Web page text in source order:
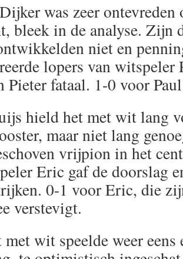
was zeer
bleek in de analyse. Zijn
niet en
lopers van witspeler
Pieter fataal. 1-0 voor
hield het met wit lang
maar niet lang
vrijpion in het
Eric gaf de doorslag
0-1 voor Eric, die
verstevigt.
wit speelde weer eens